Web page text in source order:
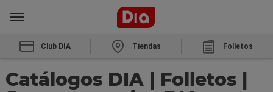
Club DIA Tiendas Folletos
Catálogos DIA | Folletos |